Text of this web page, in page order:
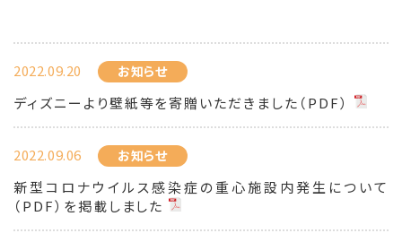
2022.09.20 お知らせ
ディズニーより壁紙等を寄贈いただきました（PDF）
2022.09.06 お知らせ
新型コロナウイルス感染症の重心施設内発生について
（PDF）を掲載しました